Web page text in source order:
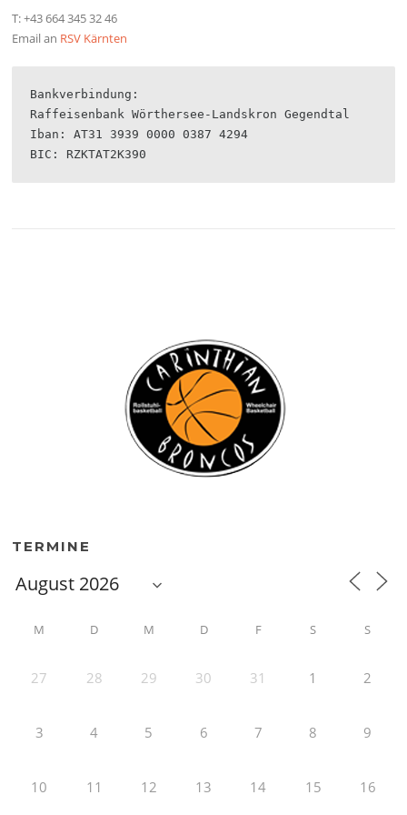
T: +43 664 345 32 46
Email an RSV Kärnten
Bankverbindung:
Raffeisenbank Wörthersee-Landskron Gegendtal
Iban: AT31 3939 0000 0387 4294
BIC: RZKTAT2K390
TERMINE
M D M D F S S
27 28 29 30 31 1 2
3 4 5 6 7 8 9
10 11 12 13 14 15 16